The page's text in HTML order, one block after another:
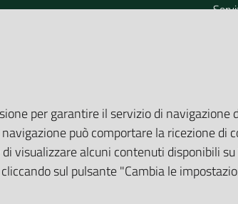
per garantire il servizio di
può comportare la ricezione
visualizzare alcuni contenuti disponibili
sul pulsante "Cambia le